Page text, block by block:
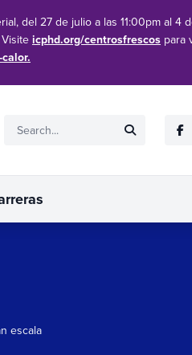
del 27 de julio a las 11:00pm al 4
icphd.org/centrosfrescos para
Submit
escala